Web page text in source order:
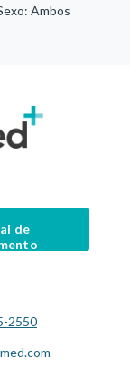
Ambos
de
2550